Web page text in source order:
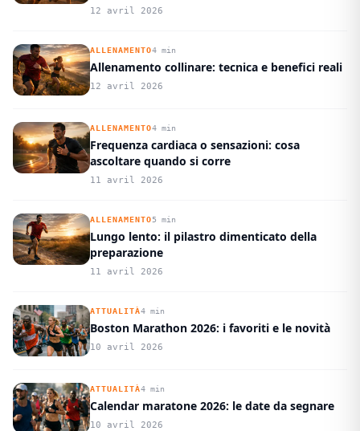
12 avril 2026
ALLENAMENTO4 min
Allenamento collinare: tecnica e benefici reali
12 avril 2026
ALLENAMENTO4 min
Frequenza cardiaca o sensazioni: cosa
ascoltare quando si corre
11 avril 2026
ALLENAMENTO5 min
Lungo lento: il pilastro dimenticato della
preparazione
11 avril 2026
ATTUALITÀ4 min
Boston Marathon 2026: i favoriti e le novità
10 avril 2026
ATTUALITÀ4 min
Calendar maratone 2026: le date da segnare
10 avril 2026